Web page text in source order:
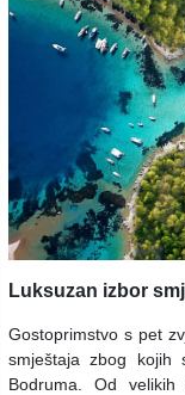
Luksuzan izbor
Gostoprimstvo s pet
smještaja zbog kojih
Bodruma. Od